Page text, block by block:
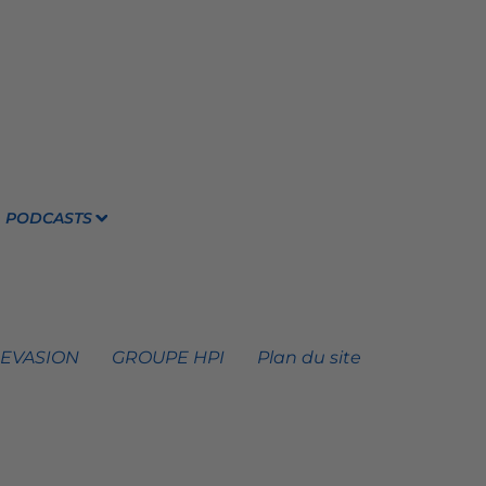
PODCASTS
GROUPE HPI Plan du site